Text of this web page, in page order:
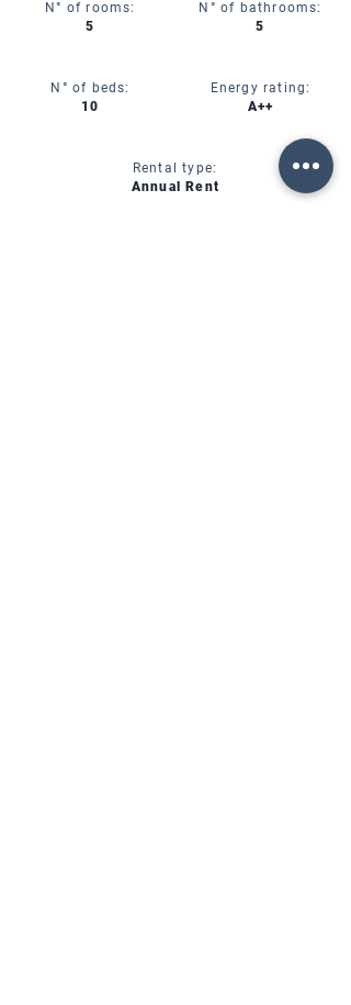
N° of rooms:
5
N° of beds:
10
N° of bathrooms:
5
Energy rating:
A++
Rental type:
Annual Rent